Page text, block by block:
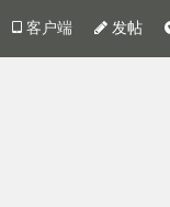
发帖
客户端